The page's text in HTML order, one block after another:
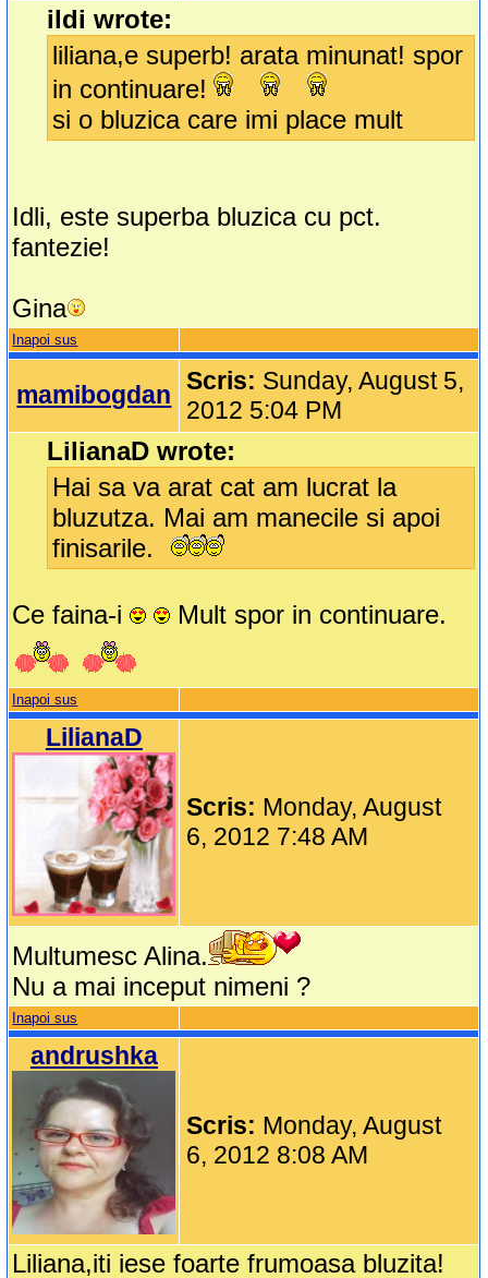
ildi wrote:
liliana,e superb! arata minunat! spor
in continuare!
si o bluzica care imi place mult
Idli, este superba bluzica cu pct.
fantezie!
Gina
Inapoi sus
mamibogdan Scris: Sunday, August 5,
2012 5:04 PM
LilianaD wrote:
Hai sa va arat cat am lucrat la
bluzutza. Mai am manecile si apoi
finisarile.
Ce faina-i Mult spor in continuare.
Inapoi sus
LilianaD
Scris: Monday, August
6, 2012 7:48 AM
Multumesc Alina.
Nu a mai inceput nimeni ?
Inapoi sus
andrushka
Scris: Monday, August
6, 2012 8:08 AM
Liliana,iti iese foarte frumoasa bluzita!